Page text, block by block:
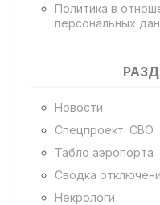
Политика в
персональных
Новости
Спецпроект. СВО
Табло аэропорта
Сводка
Некрологи